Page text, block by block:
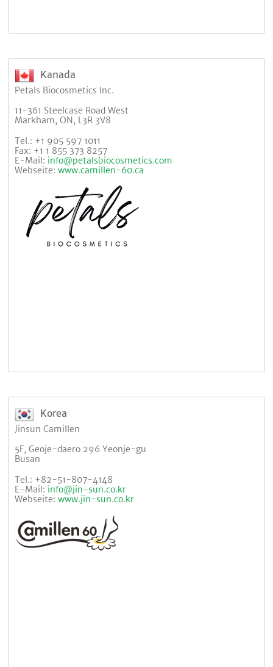
Kanada
Petals Biocosmetics Inc.
11-361 Steelcase Road West
Markham, ON, L3R 3V8
Tel.: +1 905 597 1011
Fax: +1 1 855 373 8257
E-Mail: info@petalsbiocosmetics.com
Webseite:www.camillen-60.ca
Korea
Jinsun Camillen
5F, Geoje-daero 296 Yeonje-gu
Busan
Tel.: +82-51-807-4148
E-Mail: info@jin-sun.co.kr
Webseite:www.jin-sun.co.kr